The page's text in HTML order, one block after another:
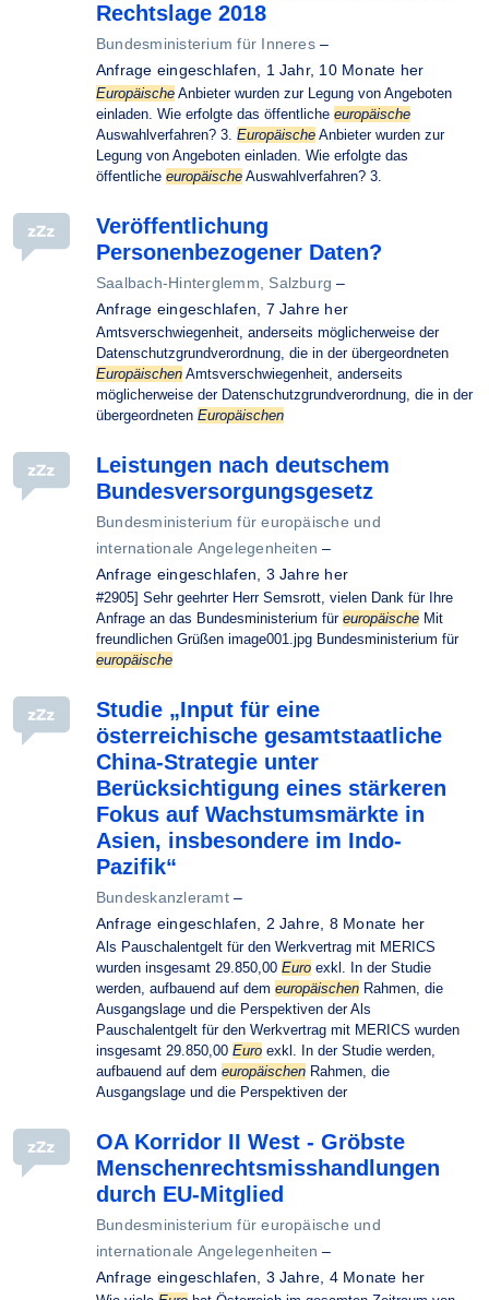
Rechtslage 2018
Bundesministerium für Inneres–
Anfrage eingeschlafen, 1 Jahr, 10 Monate her
Europäische Anbieter wurden zur Legung von Angeboten
einladen. Wie erfolgte das öffentliche europäische
Auswahlverfahren? 3. Europäische Anbieter wurden zur
Legung von Angeboten einladen. Wie erfolgte das
öffentliche europäische Auswahlverfahren? 3.
Veröffentlichung
Personenbezogener Daten?
Saalbach-Hinterglemm, Salzburg –
Anfrage eingeschlafen, 7 Jahre her
Amtsverschwiegenheit, anderseits möglicherweise der
Datenschutzgrundverordnung, die in der übergeordneten
Europäischen Amtsverschwiegenheit, anderseits
möglicherweise der Datenschutzgrundverordnung, die in der
übergeordneten Europäischen
Leistungen nach deutschem
Bundesversorgungsgesetz
Bundesministerium für europäische und
internationale Angelegenheiten –
Anfrage eingeschlafen, 3 Jahre her
#2905] Sehr geehrter Herr Semsrott, vielen Dank für Ihre
Anfrage an das Bundesministerium für europäische Mit
freundlichen Grüßen image001.jpg Bundesministerium für
europäische
Studie „Input für eine
österreichische gesamtstaatliche
China-Strategie unter
Berücksichtigung eines stärkeren
Fokus auf Wachstumsmärkte in
Asien, insbesondere im Indo-
Pazifik“
Bundeskanzleramt–
Anfrage eingeschlafen, 2 Jahre, 8 Monate her
Als Pauschalentgelt für den Werkvertrag mit MERICS
wurden insgesamt 29.850,00 Euro exkl. In der Studie
werden, aufbauend auf dem europäischen Rahmen, die
Ausgangslage und die Perspektiven der Als
Pauschalentgelt für den Werkvertrag mit MERICS wurden
insgesamt 29.850,00 Euro exkl. In der Studie werden,
aufbauend auf dem europäischen Rahmen, die
Ausgangslage und die Perspektiven der
OA Korridor II West - Gröbste
Menschenrechtsmisshandlungen
durch EU-Mitglied
Bundesministerium für europäische und
internationale Angelegenheiten –
Anfrage eingeschlafen, 3 Jahre, 4 Monate her